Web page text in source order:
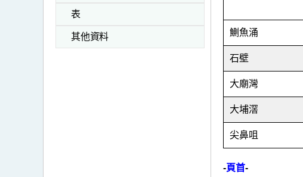
表
其他資料 鰂 魚涌
石壁
大廟灣
大埔滘
尖鼻咀
-頁首-